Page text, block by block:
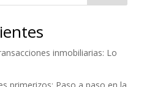
inmobiliarias: Lo